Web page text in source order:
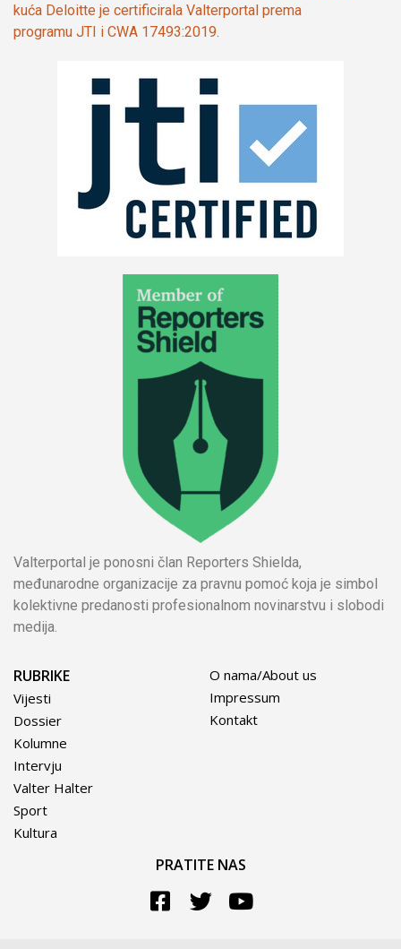
kuća Deloitte je certificirala Valterportal prema
programu JTI i CWA 17493:2019.
Valterportal je ponosni član Reporters Shielda,
međunarodne organizacije za pravnu pomoć koja je simbol
kolektivne predanosti profesionalnom novinarstvu i slobodi
medija.
RUBRIKE
Vijesti
Dossier
Kolumne
Intervju
Valter Halter
Sport
Kultura
O nama/About us
Impressum
Kontakt
PRATITE NAS